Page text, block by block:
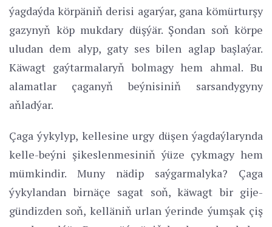
ýagdaýda körpäniň derisi agarýar, gana kömürturşy
gazynyň köp mukdary düşýär. Şondan soň körpe
uludan dem alyp, gaty ses bilen aglap başlaýar.
Käwagt gaýtarmalaryň bolmagy hem ahmal. Bu
alamatlar çaganyň beýnisiniň sarsandygyny
aňladýar.
Çaga ýykylyp, kellesine urgy düşen ýagdaýlarynda
kelle-beýni şikeslenmesiniň ýüze çykmagy hem
mümkindir. Muny nädip saýgarmalyka? Çaga
ýykylandan birnäçe sagat soň, käwagt bir gije-
gündizden soň, kelläniň urlan ýerinde ýumşak çiş